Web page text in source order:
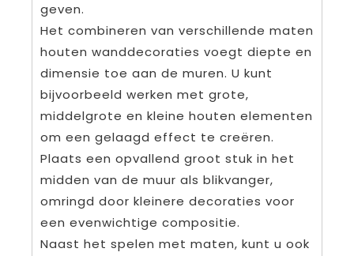
geven.
Het combineren van verschillende maten
houten wanddecoraties voegt diepte en
dimensie toe aan de muren. U kunt
bijvoorbeeld werken met grote,
middelgrote en kleine houten elementen
om een gelaagd effect te creëren.
Plaats een opvallend groot stuk in het
midden van de muur als blikvanger,
omringd door kleinere decoraties voor
een evenwichtige compositie.
Naast het spelen met maten, kunt u ook